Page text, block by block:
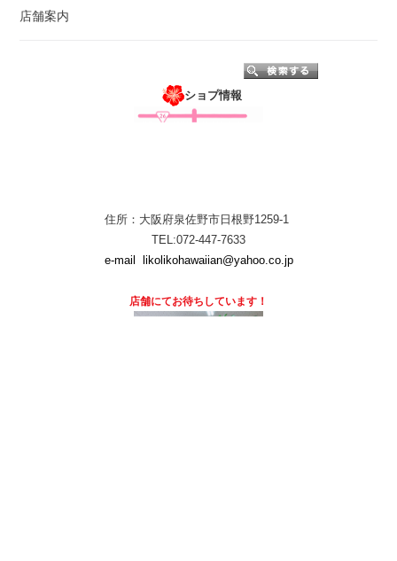
店舗案内
ショプ情報
住所：大阪府泉佐野市日根野1259-1
TEL:072-447-7633
e-mail
likolikohawaiian@yahoo.co.jp
店舗にてお待ちしています！